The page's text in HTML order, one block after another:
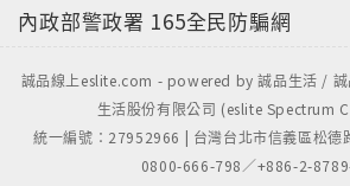
內政部警政署 165全民防騙網
誠品線上eslite.com - powered by 誠品生活 /
生活股份有限公司 (eslite Spectrum
統一編號：27952966 | 台灣台北市信義區松德
0800-666-798／+886-2-